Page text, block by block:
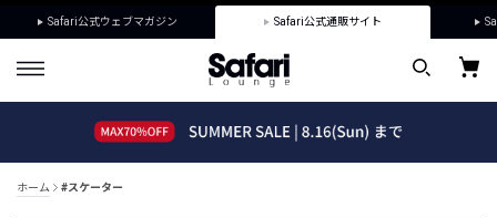
Safari公式ウェブマガジン Safari公式通販サイト
ホーム #スケーター